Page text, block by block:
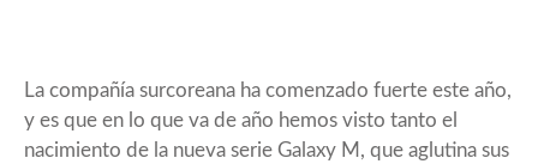
La compañía surcoreana ha comenzado fuerte este año,
y es que en lo que va de año hemos visto tanto el
nacimiento de la nueva serie Galaxy M, que aglutina sus